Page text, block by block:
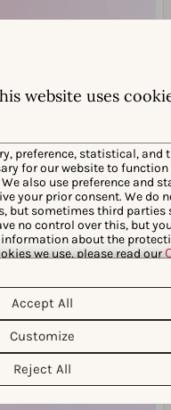
website uses
preference, statistical, and
for our website to
also use preference and
your prior consent. We do
but sometimes third parties
no control over this, but
about the
we use, please read our
Reject All
Customize
Accept All